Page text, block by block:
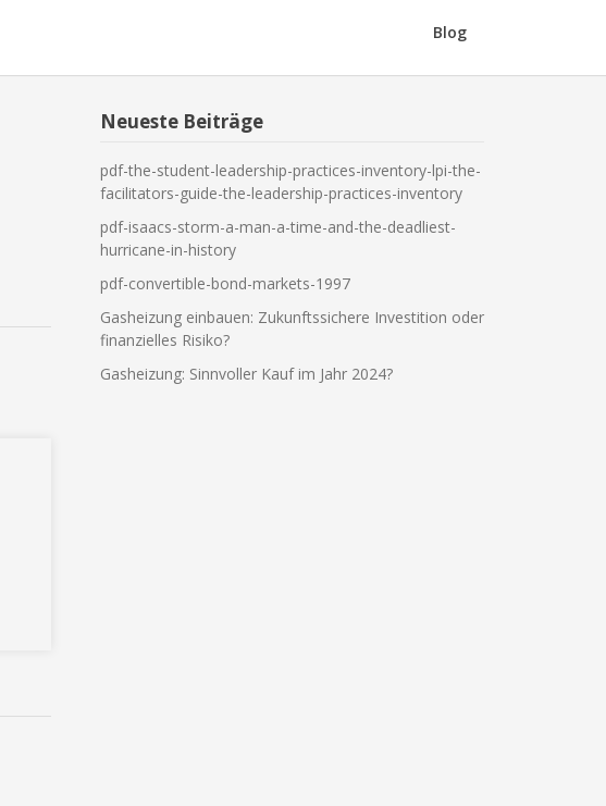
Blog
Neueste Beiträge
pdf-the-student-leadership-practices-inventory-lpi-the-
facilitators-guide-the-leadership-practices-inventory
pdf-isaacs-storm-a-man-a-time-and-the-deadliest-
hurricane-in-history
pdf-convertible-bond-markets-1997
Gasheizung einbauen: Zukunftssichere Investition oder
finanzielles Risiko?
Gasheizung: Sinnvoller Kauf im Jahr 2024?